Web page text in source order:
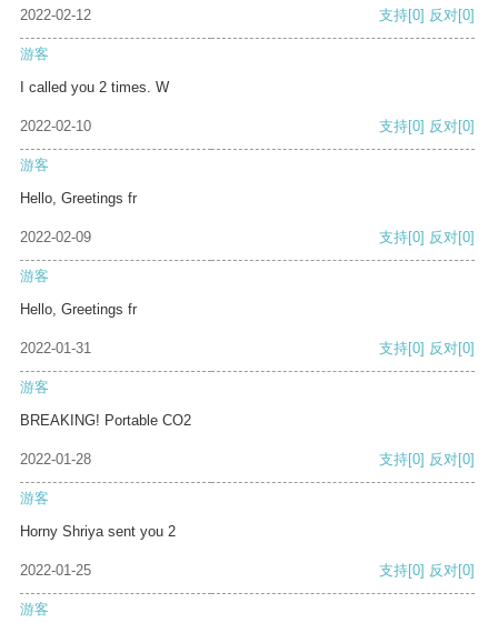
2022-02-12 支持[0] 反对[0]
游客
I called you 2 times. W
2022-02-10 支持[0] 反对[0]
游客
Hello, Greetings fr
2022-02-09 支持[0] 反对[0]
游客
Hello, Greetings fr
2022-01-31 支持[0] 反对[0]
游客
BREAKING! Portable CO2
2022-01-28 支持[0] 反对[0]
游客
Horny Shriya sent you 2
2022-01-25 支持[0] 反对[0]
游客